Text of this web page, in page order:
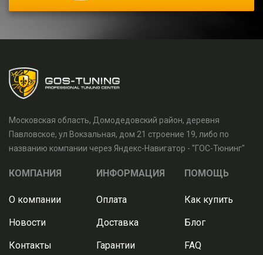
Московская область, Домодедовский район, деревня
Павловское, ул Вокзальная, дом 21 строение 19, либо по
названию компании через Яндекс-Навигатор - "ГОС-Тюнинг"
КОМПАНИЯ
О компании
Новости
Контакты
ИНФОРМАЦИЯ
Оплата
Доставка
Гарантии
ПОМОЩЬ
Как купить
Блог
FAQ